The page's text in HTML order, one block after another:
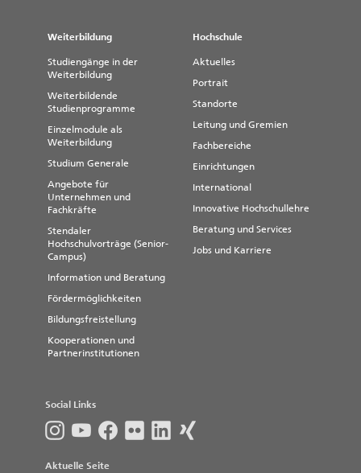
Weiterbildung
Studiengänge in der
Weiterbildung
Weiterbildende
Studienprogramme
Einzelmodule als
Weiterbildung
Studium Generale
Angebote für
Unternehmen und
Fachkräfte
Stendaler
Hochschulvorträge (Senior-
Campus)
Information und Beratung
Fördermöglichkeiten
Bildungsfreistellung
Kooperationen und
Partnerinstitutionen
Hochschule
Aktuelles
Portrait
Standorte
Leitung und Gremien
Fachbereiche
Einrichtungen
International
Innovative Hochschullehre
Beratung und Services
Jobs und Karriere
Social Links
Aktuelle Seite